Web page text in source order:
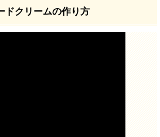
ドクリームの作り方